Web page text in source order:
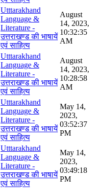
Utttarakhand
Language &
Literature -
उत्तराखण्ड की भाषायें
एवं साहित्य
August
14, 2023,
10:32:35
AM
Utttarakhand
Language &
Literature -
उत्तराखण्ड की भाषायें
एवं साहित्य
August
14, 2023,
10:28:58
AM
Utttarakhand
Language &
Literature -
उत्तराखण्ड की भाषायें
एवं साहित्य
May 14,
2023,
03:52:37
PM
Utttarakhand
Language &
Literature -
उत्तराखण्ड की भाषायें
एवं साहित्य
May 14,
2023,
03:49:18
PM